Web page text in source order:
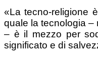
«La tecno-religione
quale la tecnologia –
– è il mezzo per
significato e di